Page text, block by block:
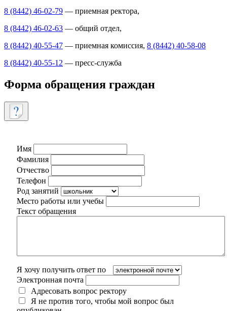
8 (8442) 46-02-79 — приемная ректора,
8 (8442) 46-02-63 — общий отдел,
8 (8442) 40-55-47 — приемная комиссия, 8 (8442) 40-58-08
8 (8442) 40-55-12 — пресс-служба
Форма обращения граждан
Имя
Фамилия
Отчество
Телефон
Род занятий
Место работы или учебы
Текст обращения
Я хочу получить ответ по
Электронная почта
Адресовать вопрос ректору
Я не против того, чтобы мой вопрос был